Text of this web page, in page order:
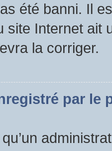
été banni. Il
site Internet ait
la corriger.
par le